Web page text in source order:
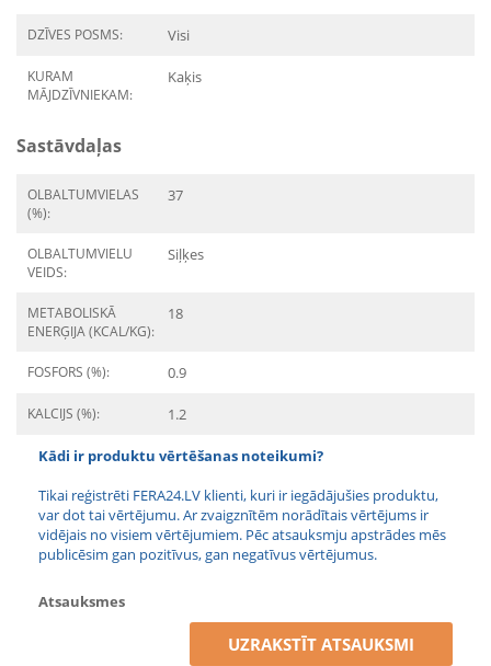
DZĪVES POSMS: Visi
KURAM
MĀJDZĪVNIEKAM:
Kaķis
Sastāvdaļas
OLBALTUMVIELAS
(%):
37
OLBALTUMVIELU
VEIDS:
Siļķes
METABOLISKĀ
ENERĢIJA (KCAL/KG):
18
FOSFORS (%): 0.9
KALCIJS (%): 1.2
Kādi ir produktu vērtēšanas noteikumi?
Tikai reģistrēti FERA24.LV klienti, kuri ir iegādājušies produktu,
var dot tai vērtējumu. Ar zvaigznītēm norādītais vērtējums ir
vidējais no visiem vērtējumiem. Pēc atsauksmju apstrādes mēs
publicēsim gan pozitīvus, gan negatīvus vērtējumus.
Atsauksmes
UZRAKSTĪT ATSAUKSMI